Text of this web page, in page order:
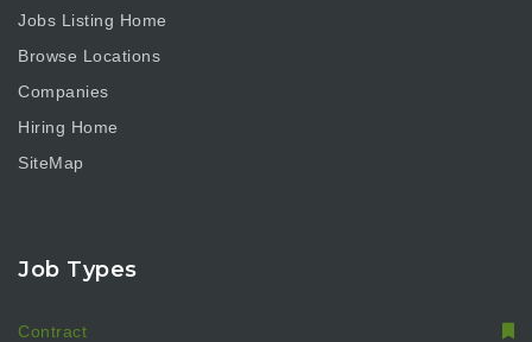
Jobs Listing Home
Browse Locations
Companies
Hiring Home
SiteMap
Job Types
Contract